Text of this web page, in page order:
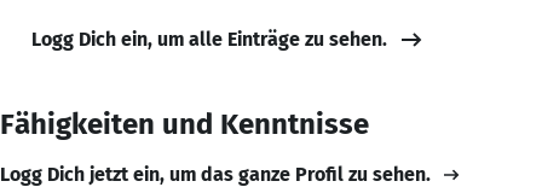
Logg Dich ein, um alle Einträge zu sehen.
Fähigkeiten und Kenntnisse
Logg Dich jetzt ein, um das ganze Profil zu sehen.